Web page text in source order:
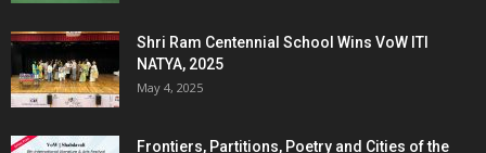
Shri Ram Centennial School Wins VoW ITI
NATYA, 2025
May 4, 2025
Frontiers, Partitions, Poetry and Cities of the